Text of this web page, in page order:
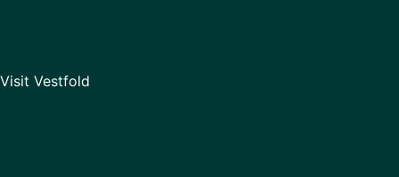
Visit Vestfold